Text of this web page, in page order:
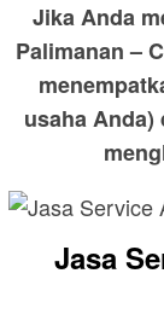
Jika Anda
Palimanan –
usaha
Jasa